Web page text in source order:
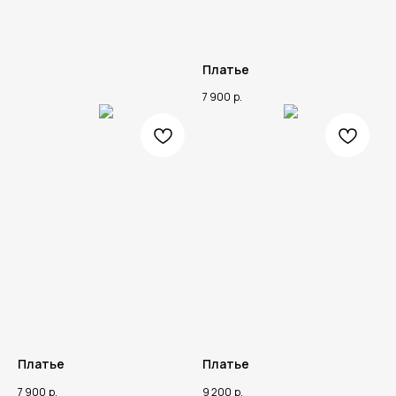
Платье
7 900 р.
Платье
7 900 р.
Платье
9 200 р.